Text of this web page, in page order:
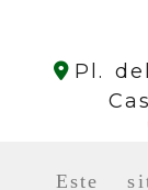
Este
Pl.